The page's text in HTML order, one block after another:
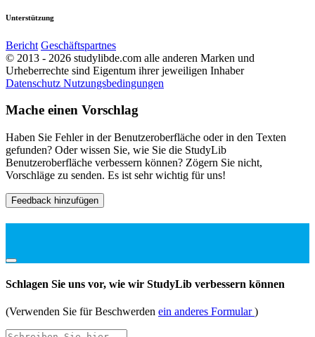
Unterstützung
Bericht Geschäftspartnes
© 2013 - 2026 studylibde.com alle anderen Marken und
Urheberrechte sind Eigentum ihrer jeweiligen Inhaber
Datenschutz Nutzungsbedingungen
Mache einen Vorschlag
Haben Sie Fehler in der Benutzeroberfläche oder in den Texten
gefunden? Oder wissen Sie, wie Sie die StudyLib
Benutzeroberfläche verbessern können? Zögern Sie nicht,
Vorschläge zu senden. Es ist sehr wichtig für uns!
Feedback hinzufügen
Schlagen Sie uns vor, wie wir StudyLib verbessern können
(Verwenden Sie für Beschwerden ein anderes Formular)